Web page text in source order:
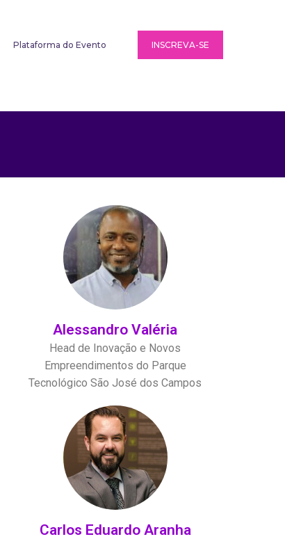
Plataforma do Evento INSCREVA-SE
Alessandro Valéria
Head de Inovação e Novos
Empreendimentos do Parque
Tecnológico São José dos Campos
Carlos Eduardo Aranha